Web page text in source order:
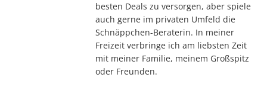
besten Deals zu versorgen, aber spiele
auch gerne im privaten Umfeld die
Schnäppchen-Beraterin. In meiner
Freizeit verbringe ich am liebsten Zeit
mit meiner Familie, meinem Großspitz
oder Freunden.